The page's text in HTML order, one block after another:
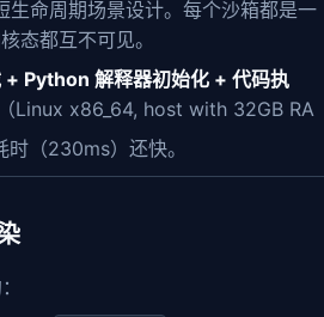
命周期场景设计。每个沙箱都是一
态都互不可见。
Python 解释器初始化 + 代码执
Linux x86_64, host with 32GB RA
时（230ms）还快。